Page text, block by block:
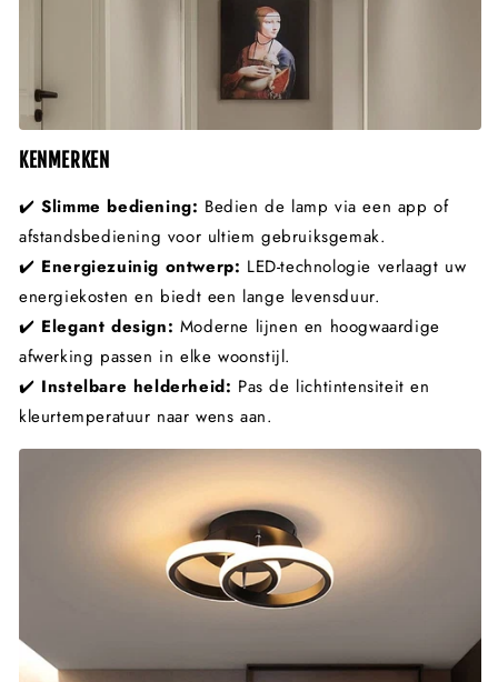
KENMERKEN
✔️Slimme bediening: Bedien de lamp via een app of
afstandsbediening voor ultiem gebruiksgemak.
✔️ Energiezuinig ontwerp: LED-technologie verlaagt uw
energiekosten en biedt een lange levensduur.
✔️ Elegant design: Moderne lijnen en hoogwaardige
afwerking passen in elke woonstijl.
✔️ Instelbare helderheid: Pas de lichtintensiteit en
kleurtemperatuur naar wens aan.